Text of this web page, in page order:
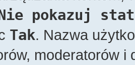
pokazuj
Tak. Nazwa
moderatorów i